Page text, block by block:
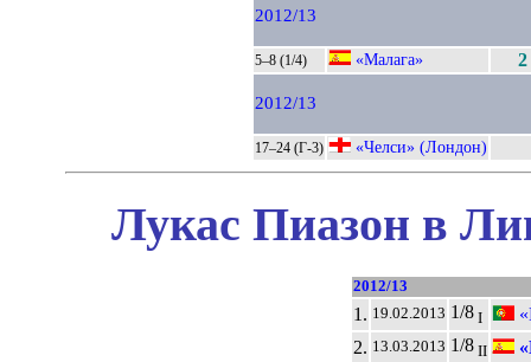
2012/13
5–8 (1/4) «Малага» 2
2012/13
17–24 (Г-3) «Челси» (Лондон)
Лукас Пиазон в
2012/13
1. 19.02.2013 1/8 I
2. 13.03.2013 1/8 II